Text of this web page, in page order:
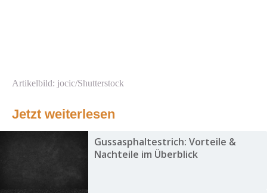
Artikelbild: jocic/Shutterstock
Jetzt weiterlesen
Gussasphaltestrich: Vorteile &
Nachteile im Überblick